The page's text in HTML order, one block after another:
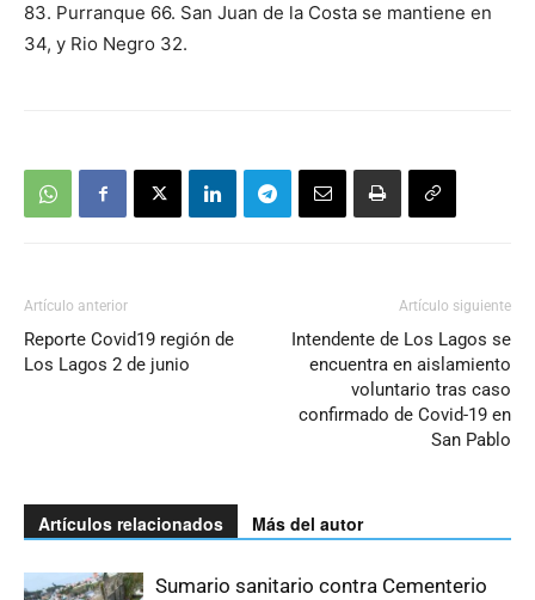
83. Purranque 66. San Juan de la Costa se mantiene en
34, y Rio Negro 32.
Artículo anterior
Reporte Covid19 región de
Los Lagos 2 de junio
Artículo siguiente
Intendente de Los Lagos se
encuentra en aislamiento
voluntario tras caso
confirmado de Covid-19 en
San Pablo
Artículos relacionados Más del autor
Sumario sanitario contra Cementerio